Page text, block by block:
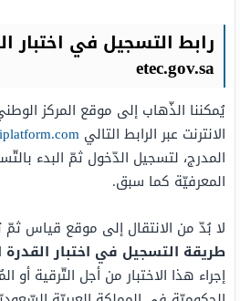
رابط التسجيل في اختبار
etec.gov.sa
يُمكننا الذّهاب إلى موقع المركز
الانترنت عبر الرابط التالي
المدرج، لتسجيل الدّخول ثمّ البدء
المعرفيّة كما سبق.
لا بُدّ من الانتقال إلى موقع قياس ثمّ
طريقة التسجيل في اختبار القدرة
إجراء هذا الاختبار من أجل التّرقية أو